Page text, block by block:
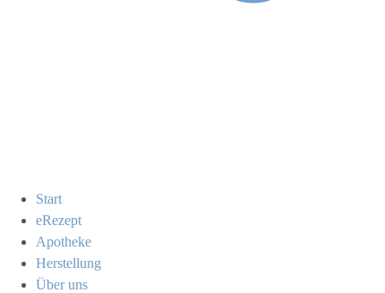
Start
eRezept
Apotheke
Herstellung
Über uns